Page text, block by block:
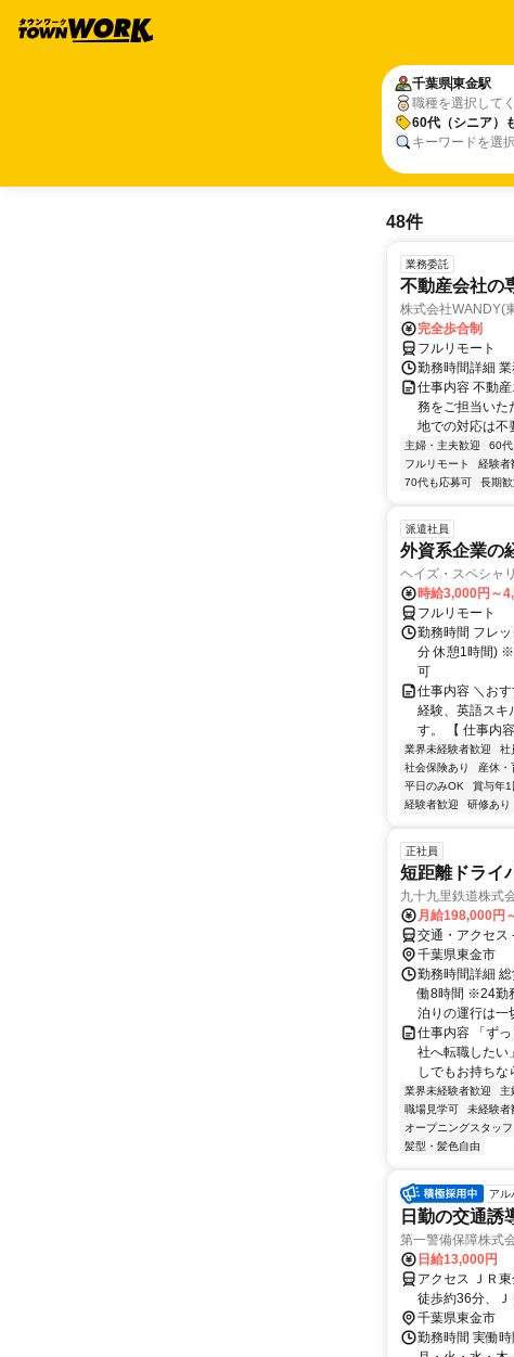
千葉県東金駅
職種を選択して
60代（シニア）
キーワードを選
48件
業務委託
不動産会社の
株式会社WANDY(
完全歩合制
フルリモート
勤務時間詳細
仕事内容 不動
務をご担当い
地での対応は
主婦・主夫歓迎 60
フルリモート
経験者
70代も応募可
長期歓
派遣社員
外資系企業の
ヘイズ・スペシャ
時給3,000円～
フルリモート
勤務時間 フレ
分 休憩1時間)
可
仕事内容 ＼お
経験、英語スキ
す。 【 仕事内
業界未経験者歓迎 社
社会保険あり
産休・
平日のみOK
賞与年1
経験者歓迎
研修あり
正社員
短距離ドライ
九十九里鉄道株式
月給198,000円
交通・アクセス
千葉県東金市
勤務時間詳細
働8時間 ※24勤
泊りの運行は一
仕事内容 「ず
社へ転職したい
しでもお持ちな
業界未経験者歓迎 主
職場見学可
未経験者
オープニングスタッフ
髪型・髪色自由
アル
日勤の交通誘
第一警備保障株式
日給13,000円
アクセス ＪＲ
徒歩約36分、
全額支給＊
千葉県東金市
勤務時間 実働